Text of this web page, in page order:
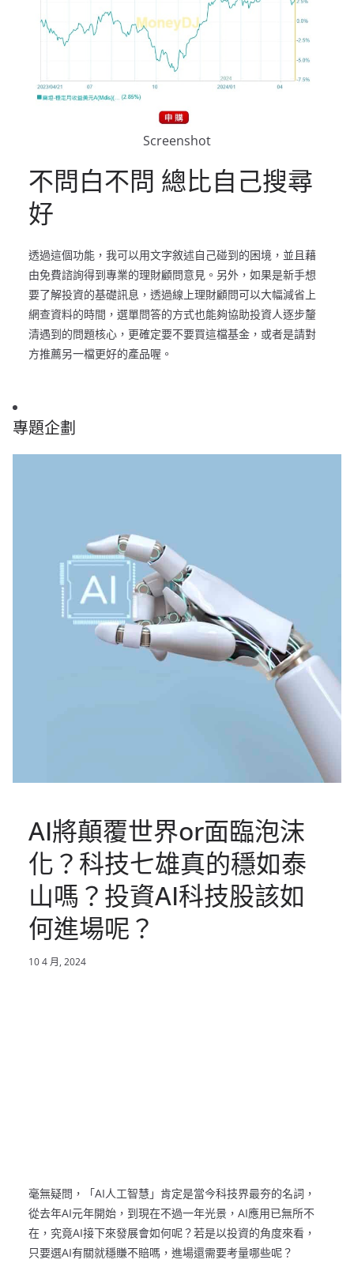
Screenshot
不問白不問 總比自己搜尋
好
透過這個功能，我可以用文字敘述自己碰到的困境，並且藉
由免費諮詢得到專業的理財顧問意見。另外，如果是新手想
要了解投資的基礎訊息，透過線上理財顧問可以大幅減省上
網查資料的時間，選單問答的方式也能夠協助投資人逐步釐
清遇到的問題核心，更確定要不要買這檔基金，或者是請對
方推薦另一檔更好的產品喔。
專題企劃
AI將顛覆世界or面臨泡沫
化？科技七雄真的穩如泰
山嗎？投資AI科技股該如
何進場呢？
10 4 月, 2024
毫無疑問，「AI人工智慧」肯定是當今科技界最夯的名詞，
從去年AI元年開始，到現在不過一年光景，AI應用已無所不
在，究竟AI接下來發展會如何呢？若是以投資的角度來看，
只要選AI有關就穩賺不賠嗎，進場還需要考量哪些呢？